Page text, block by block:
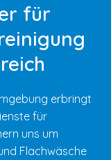
für
erbringt
für
uns um
Flachwäsche